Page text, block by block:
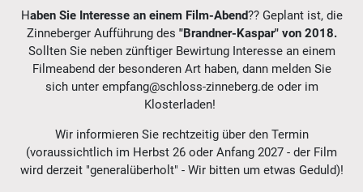
Haben Sie Interesse an einem Film-Abend?? Geplant ist, die
Zinneberger Aufführung des "Brandner-Kaspar" von 2018.
Sollten Sie neben zünftiger Bewirtung Interesse an einem
Filmeabend der besonderen Art haben, dann melden Sie
sich unter empfang@schloss-zinneberg.de oder im
Klosterladen!
Wir informieren Sie rechtzeitig über den Termin
(voraussichtlich im Herbst 26 oder Anfang 2027 - der Film
wird derzeit "generalüberholt" - Wir bitten um etwas Geduld)!